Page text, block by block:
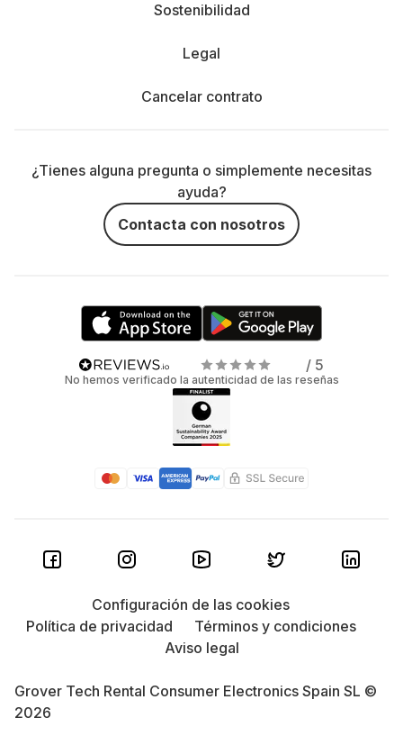
Sostenibilidad
Legal
Cancelar contrato
¿Tienes alguna pregunta o simplemente necesitas
ayuda?
Contacta con nosotros
/ 5
No hemos verificado la autenticidad de las reseñas
Grover Tech Rental Consumer Electronics Spain SL ©
2026
Configuración de las cookies
Política de privacidad
Términos y condiciones
Aviso legal